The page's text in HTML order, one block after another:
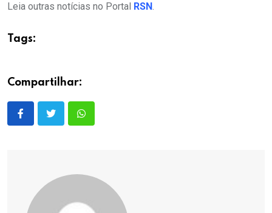
Leia outras notícias no Portal RSN.
Tags:
Compartilhar: